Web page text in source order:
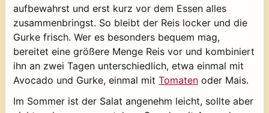
aufbewahrst und erst kurz vor dem Essen alles
zusammenbringst. So bleibt der Reis locker und die
Gurke frisch. Wer es besonders bequem mag,
bereitet eine größere Menge Reis vor und kombiniert
ihn an zwei Tagen unterschiedlich, etwa einmal mit
Avocado und Gurke, einmal mit Tomaten oder Mais.
Im Sommer ist der Salat angenehm leicht, sollte aber